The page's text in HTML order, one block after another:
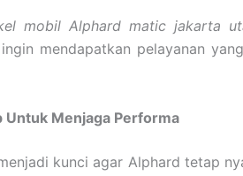
mobil Alphard matic jakarta
mendapatkan pelayanan
Untuk Menjaga Performa
kunci agar Alphard tetap